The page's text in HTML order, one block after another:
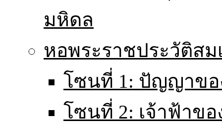
มหิดล
หอพระราชประวัติส
โซนที่ 1: ปัญญาข
โซนที่ 2: เจ้าฟ้าข